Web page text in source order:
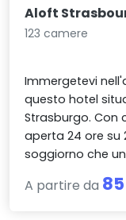
Aloft
123 camere
Immergetevi
questo hotel
Strasburgo. Con
aperta 24 ore su
soggiorno che
A partire da 85